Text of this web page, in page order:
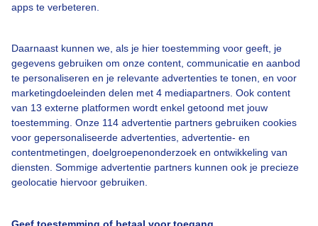
apps te verbeteren.
Daarnaast kunnen we, als je hier toestemming voor geeft, je
gegevens gebruiken om onze content, communicatie en aanbod
te personaliseren en je relevante advertenties te tonen, en voor
marketingdoeleinden delen met 4 mediapartners. Ook content
van 13 externe platformen wordt enkel getoond met jouw
toestemming. Onze 114 advertentie partners gebruiken cookies
voor gepersonaliseerde advertenties, advertentie- en
contentmetingen, doelgroepenonderzoek en ontwikkeling van
diensten. Sommige advertentie partners kunnen ook je precieze
geolocatie hiervoor gebruiken.
Over Buienradar
Bedrijfsgegevens